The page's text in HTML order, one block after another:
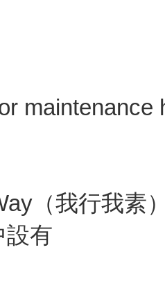
maintenance
（我行我素
設有